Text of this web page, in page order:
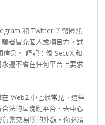
和 Twitter 等幣圈熱
者冒充個人或項目方，試
息。 謹記：像 SecuX 和
遠不會在任何平台上要求
Web2 中也很常見。這些
法的區塊鏈平台、去中心
幣交易所的外觀。你必須